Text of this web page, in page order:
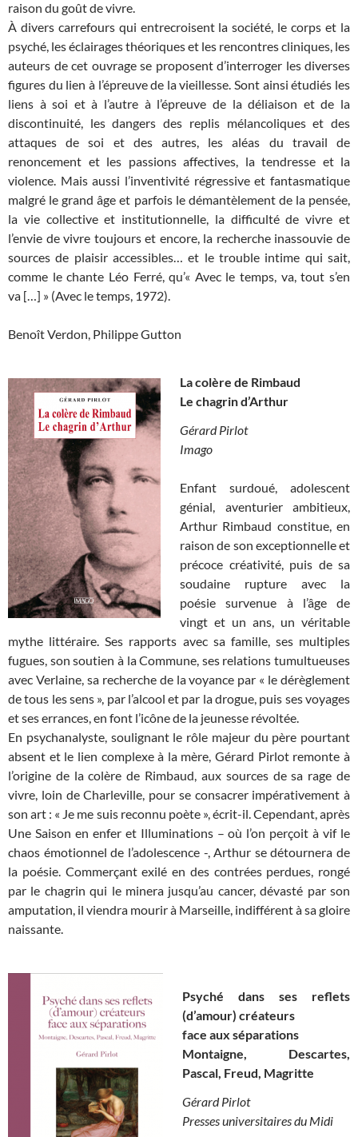
raison du goût de vivre.
À divers carrefours qui entrecroisent la société, le corps et la
psyché, les éclairages théoriques et les rencontres cliniques, les
auteurs de cet ouvrage se proposent d’interroger les diverses
figures du lien à l’épreuve de la vieillesse. Sont ainsi étudiés les
liens à soi et à l’autre à l’épreuve de la déliaison et de la
discontinuité, les dangers des replis mélancoliques et des
attaques de soi et des autres, les aléas du travail de
renoncement et les passions affectives, la tendresse et la
violence. Mais aussi l’inventivité régressive et fantasmatique
malgré le grand âge et parfois le démantèlement de la pensée,
la vie collective et institutionnelle, la difficulté de vivre et
l’envie de vivre toujours et encore, la recherche inassouvie de
sources de plaisir accessibles… et le trouble intime qui sait,
comme le chante Léo Ferré, qu’« Avec le temps, va, tout s’en
va […] » (Avec le temps, 1972).
Benoît Verdon, Philippe Gutton
La colère de Rimbaud
Le chagrin d’Arthur
Gérard Pirlot
Imago
Enfant surdoué, adolescent
génial, aventurier ambitieux,
Arthur Rimbaud constitue, en
raison de son exceptionnelle et
précoce créativité, puis de sa
soudaine rupture avec la
poésie survenue à l’âge de
vingt et un ans, un véritable
mythe littéraire. Ses rapports avec sa famille, ses multiples
fugues, son soutien à la Commune, ses relations tumultueuses
avec Verlaine, sa recherche de la voyance par « le dérèglement
de tous les sens », par l’alcool et par la drogue, puis ses voyages
et ses errances, en font l’icône de la jeunesse révoltée.
En psychanalyste, soulignant le rôle majeur du père pourtant
absent et le lien complexe à la mère, Gérard Pirlot remonte à
l’origine de la colère de Rimbaud, aux sources de sa rage de
vivre, loin de Charleville, pour se consacrer impérativement à
son art : « Je me suis reconnu poète », écrit-il. Cependant, après
Une Saison en enfer et Illuminations – où l’on perçoit à vif le
chaos émotionnel de l’adolescence -, Arthur se détournera de
la poésie. Commerçant exilé en des contrées perdues, rongé
par le chagrin qui le minera jusqu’au cancer, dévasté par son
amputation, il viendra mourir à Marseille, indifférent à sa gloire
naissante.
Psyché dans ses reflets
(d’amour) créateurs
face aux séparations
Montaigne, Descartes,
Pascal, Freud, Magritte
Gérard Pirlot
Presses universitaires du Midi